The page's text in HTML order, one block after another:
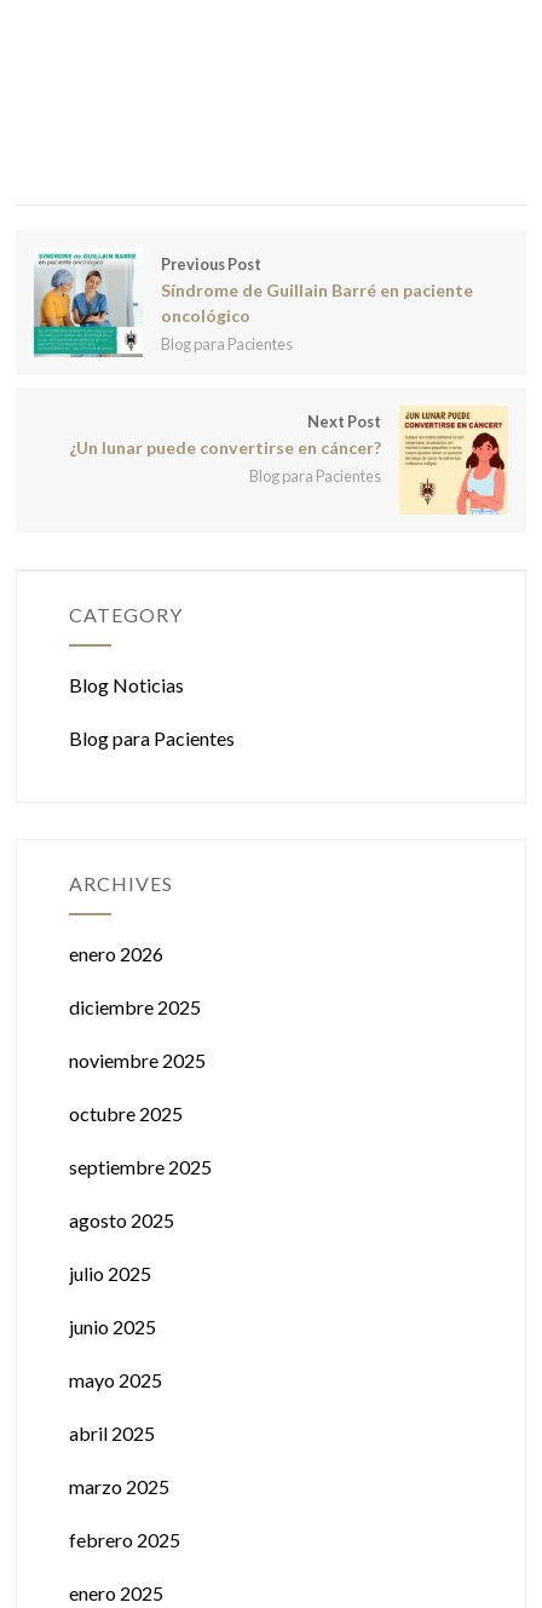
Previous Post
Síndrome de Guillain Barré en paciente
oncológico
Blog para Pacientes
Next Post
¿Un lunar puede convertirse en cáncer?
Blog para Pacientes
CATEGORY
Blog Noticias
Blog para Pacientes
ARCHIVES
enero 2026
diciembre 2025
noviembre 2025
octubre 2025
septiembre 2025
agosto 2025
julio 2025
junio 2025
mayo 2025
abril 2025
marzo 2025
febrero 2025
enero 2025